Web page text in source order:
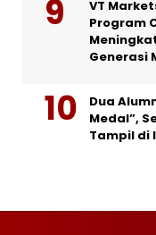
VT
Program
Generasi
Dua
Medal”,
Tampil di